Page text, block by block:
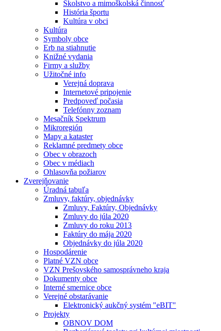
Školstvo a mimoškolská činnosť
História športu
Kultúra v obci
Kultúra
Symboly obce
Erb na stiahnutie
Knižné vydania
Firmy a služby
Užitočné info
Verejná doprava
Internetové pripojenie
Predpoveď počasia
Telefónny zoznam
Mesačník Spektrum
Mikroregión
Mapy a kataster
Reklamné predmety obce
Obec v obrazoch
Obec v médiach
Ohlasovňa požiarov
Zverejňovanie
Úradná tabuľa
Zmluvy, faktúry, objednávky
Zmluvy, Faktúry, Objednávky
Zmluvy do júla 2020
Zmluvy do roku 2013
Faktúry do mája 2020
Objednávky do júla 2020
Hospodárenie
Platné VZN obce
VZN Prešovského samosprávneho kraja
Dokumenty obce
Interné smernice obce
Verejné obstarávanie
Elektronický aukčný systém "eBIT"
Projekty
OBNOV DOM